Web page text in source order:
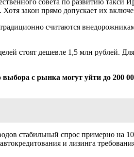
. Хотя закон прямо допускает их
считаются
стоят дешевле 1,5 млн рублей.
выбора с рынка могут уйти до 200
стабильный спрос примерно
и лизинга